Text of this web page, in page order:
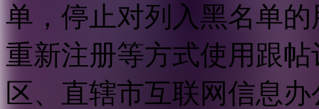
单，停止对列入黑名单
重新注册等方式使用跟
区、直辖市互联网信息